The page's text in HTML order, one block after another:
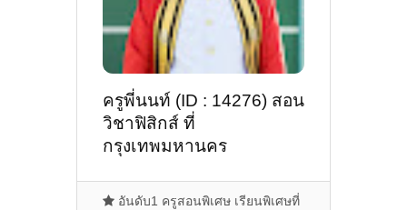
ครูพี่นนท์ (ID : 14276) สอน
วิชาฟิสิกส์ ที่
กรุงเทพมหานคร
อันดับ1 ครูสอนพิเศษ เรียนพิเศษที่